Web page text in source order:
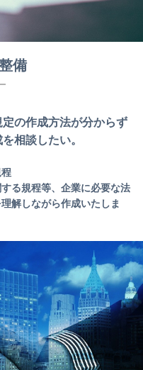
備
の作成方法が分からず
相談したい。
る規程等、企業に必要な法
解しながら作成いたしま